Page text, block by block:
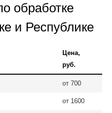
обработке
и Республике
Цена,
руб.
от 700
от 1600